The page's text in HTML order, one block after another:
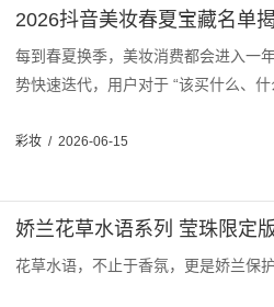
2026抖音美妆春夏宝藏名单
每到春夏换季，美妆消费都会进入一
势快速迭代，用户对于 “该买什么、
彩妆 / 2026-06-15
娇兰花草水语系列 莹珠限定
花草水语，不止于香氛，更是娇兰保